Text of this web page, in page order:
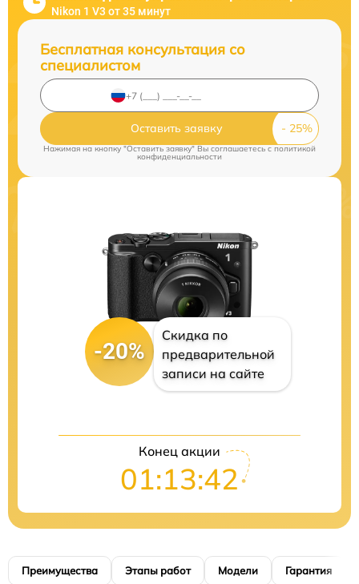
Nikon 1 V3 от 35 минут
Бесплатная консультация со
специалистом
Оставить заявку
Нажимая на кнопку "Оставить заявку" Вы соглашаетесь cполитикой
конфиденциальности
-20%
Скидка по
предварительной
записи на сайте
Конец акции
01:13:41
Преимущества Этапы работ Модели Гарантия